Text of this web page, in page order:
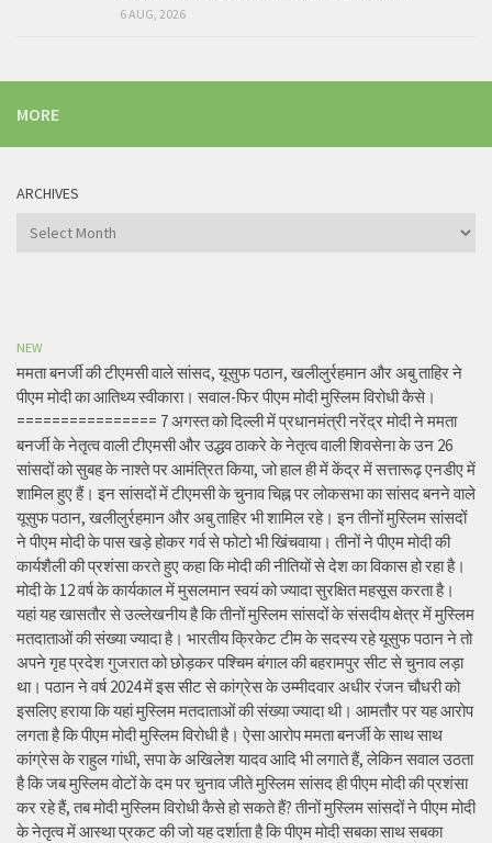
6 AUG, 2026
MORE
ARCHIVES
Archives
NEW
ममता बनर्जी की टीएमसी वाले सांसद, यूसुफ पठान, खलीलुर्रहमान और अबु ताहिर ने
पीएम मोदी का आतिथ्य स्वीकारा। सवाल-फिर पीएम मोदी मुस्लिम विरोधी कैसे।
================ 7 अगस्त को दिल्ली में प्रधानमंत्री नरेंद्र मोदी ने ममता
बनर्जी के नेतृत्व वाली टीएमसी और उद्धव ठाकरे के नेतृत्व वाली शिवसेना के उन 26
सांसदों को सुबह के नाश्ते पर आमंत्रित किया, जो हाल ही में केंद्र में सत्तारूढ़ एनडीए में
शामिल हुए हैं। इन सांसदों में टीएमसी के चुनाव चिह्न पर लोकसभा का सांसद बनने वाले
यूसुफ पठान, खलीलुर्रहमान और अबु ताहिर भी शामिल रहे। इन तीनों मुस्लिम सांसदों
ने पीएम मोदी के पास खड़े होकर गर्व से फोटो भी खिंचवाया। तीनों ने पीएम मोदी की
कार्यशैली की प्रशंसा करते हुए कहा कि मोदी की नीतियों से देश का विकास हो रहा है।
मोदी के 12 वर्ष के कार्यकाल में मुसलमान स्वयं को ज्यादा सुरक्षित महसूस करता है।
यहां यह खासतौर से उल्लेखनीय है कि तीनों मुस्लिम सांसदों के संसदीय क्षेत्र में मुस्लिम
मतदाताओं की संख्या ज्यादा है। भारतीय क्रिकेट टीम के सदस्य रहे यूसुफ पठान ने तो
अपने गृह प्रदेश गुजरात को छोड़कर पश्चिम बंगाल की बहरामपुर सीट से चुनाव लड़ा
था। पठान ने वर्ष 2024 में इस सीट से कांग्रेस के उम्मीदवार अधीर रंजन चौधरी को
इसलिए हराया कि यहां मुस्लिम मतदाताओं की संख्या ज्यादा थी। आमतौर पर यह आरोप
लगता है कि पीएम मोदी मुस्लिम विरोधी है। ऐसा आरोप ममता बनर्जी के साथ साथ
कांग्रेस के राहुल गांधी, सपा के अखिलेश यादव आदि भी लगाते हैं, लेकिन सवाल उठता
है कि जब मुस्लिम वोटों के दम पर चुनाव जीते मुस्लिम सांसद ही पीएम मोदी की प्रशंसा
कर रहे हैं, तब मोदी मुस्लिम विरोधी कैसे हो सकते हैं? तीनों मुस्लिम सांसदों ने पीएम मोदी
के नेतृत्व में आस्था प्रकट की जो यह दर्शाता है कि पीएम मोदी सबका साथ सबका